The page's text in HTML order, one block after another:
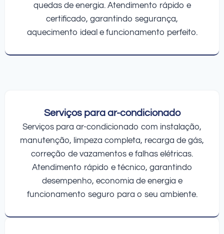
quedas de energia. Atendimento rápido e
certificado, garantindo segurança,
aquecimento ideal e funcionamento perfeito.
Serviços para ar-condicionado
Serviços para ar-condicionado com instalação,
manutenção, limpeza completa, recarga de gás,
correção de vazamentos e falhas elétricas.
Atendimento rápido e técnico, garantindo
desempenho, economia de energia e
funcionamento seguro para o seu ambiente.